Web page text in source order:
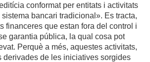
conformat per entitats i activitats
bancari tradicional». Es tracta,
financeres que estan fora del control i
garantia pública, la qual cosa pot
Perquè a més, aquestes activitats,
derivades de les iniciatives sorgides